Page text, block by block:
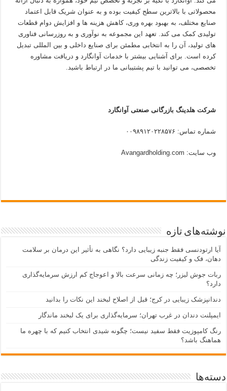
محصولاتی با بالاترین سطح کیفیت بوده و به عنوان شریک قابل اعتماد
صنایع مختلف، به بهبود بهره وری، کاهش هزینه ها و افزایش دوام قطعات
تولیدی کمک می کند. تعهد این مجموعه به نوآوری و به روزرسانی فناوری
های تولید، آن را به انتخابی مطمئن برای صنایع داخلی و بین المللی تبدیل
کرده است. برای آشنایی بیشتر با خدمات آوانگارد و دریافت مشاوره
تخصصی، می توانید با تیم پشتیبانی ما در ارتباط باشید.
شرکت هلدینگ بازرگانی صنعتی آوانگارد
شماره تماس: ۰۰۹۸۹۱۲۰۲۲۸۵۷۶
وب سایت: Avangardholding.com
نوشته‌های تازه
آیا ارتودنسی فقط جنبه زیبایی دارد؟ نگاهی به تأثیر این درمان بر سلامت
دهان، فک و کیفیت زندگی
ربات جوش لیزر؛ چه زمانی سرعت بالا و اعوجاج کم ارزش سرمایه‌گذاری
دارد؟
دندانپزشک زیبایی در کرج؛ قبل از اصلاح لبخند این نکات را بدانید
ایمپلنت دندان در غرب تهران؛ سرمایه‌گذاری برای یک لبخند ماندگار
رنگ کامپوزیت فقط سفید نیست؛ چگونه شیدی انتخاب کنیم که با چهره ما
هماهنگ باشد؟
دسته‌ها